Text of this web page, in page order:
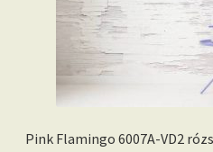
Pink Flamingo 6007A-VD2